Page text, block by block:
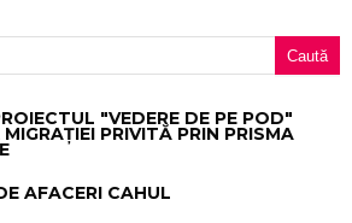
"VEDERE DE PE POD"
PRIVITĂ PRIN PRISMA
AFACERI CAHUL